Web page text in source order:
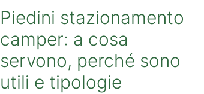
Piedini stazionamento
camper: a cosa
servono, perché sono
utili e tipologie